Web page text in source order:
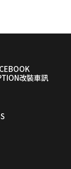
改裝車訊